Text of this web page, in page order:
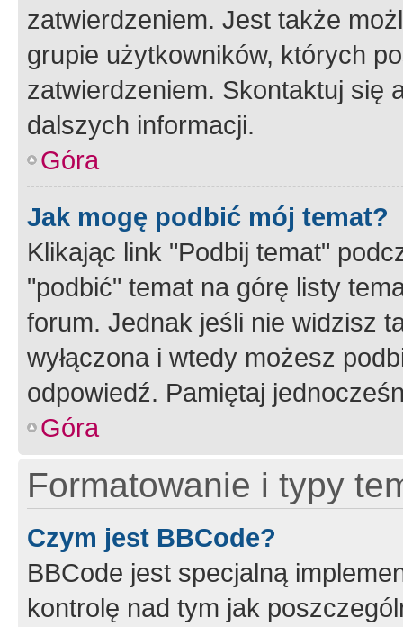
zatwierdzeniem. Jest także
grupie użytkowników, których
zatwierdzeniem. Skontaktuj się
dalszych informacji.
Góra
Jak mogę podbić mój temat?
Klikając link "Podbij temat"
"podbić" temat na górę listy
forum. Jednak jeśli nie widzisz
wyłączona i wtedy możesz
odpowiedź. Pamiętaj
Góra
Formatowanie i typy
Czym jest BBCode?
BBCode jest specjalną
kontrolę nad tym jak